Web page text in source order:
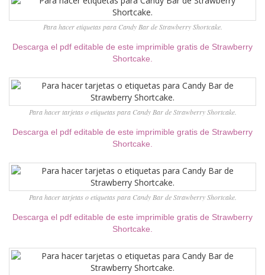
Para hacer etiquetas para Candy Bar de Strawberry Shortcake.
Descarga el pdf editable de este imprimible gratis de Strawberry
Shortcake.
Para hacer tarjetas o etiquetas para Candy Bar de Strawberry Shortcake.
Descarga el pdf editable de este imprimible gratis de Strawberry
Shortcake.
Para hacer tarjetas o etiquetas para Candy Bar de Strawberry Shortcake.
Descarga el pdf editable de este imprimible gratis de Strawberry
Shortcake.